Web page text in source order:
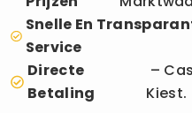
Snelle En
Service
Directe
Betaling
–
Kiest.